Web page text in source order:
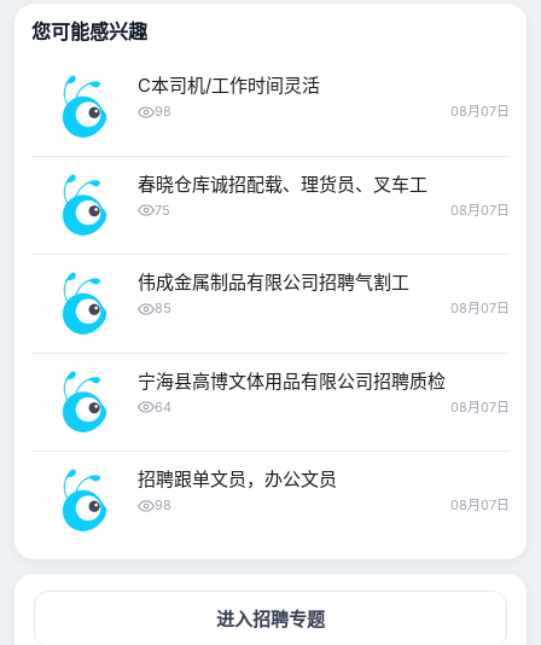
您可能感兴趣
C本司机/工作时间灵活
98 08月07日
春晓仓库诚招配载、理货员、叉车工
75 08月07日
伟成金属制品有限公司招聘气割工
85 08月07日
宁海县高博文体用品有限公司招聘质检
64 08月07日
招聘跟单文员，办公文员
98 08月07日
进入招聘专题